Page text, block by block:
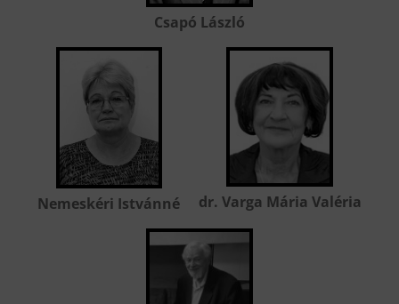
Csapó László
Nemeskéri Istvánné dr. Varga Mária Valéria